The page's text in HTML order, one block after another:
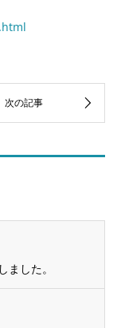
ました。